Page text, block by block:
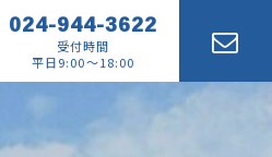
024-944-3622
受付時間
平日9:00～18:00